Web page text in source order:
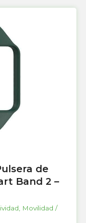
de
Band 2 –
Movilidad /